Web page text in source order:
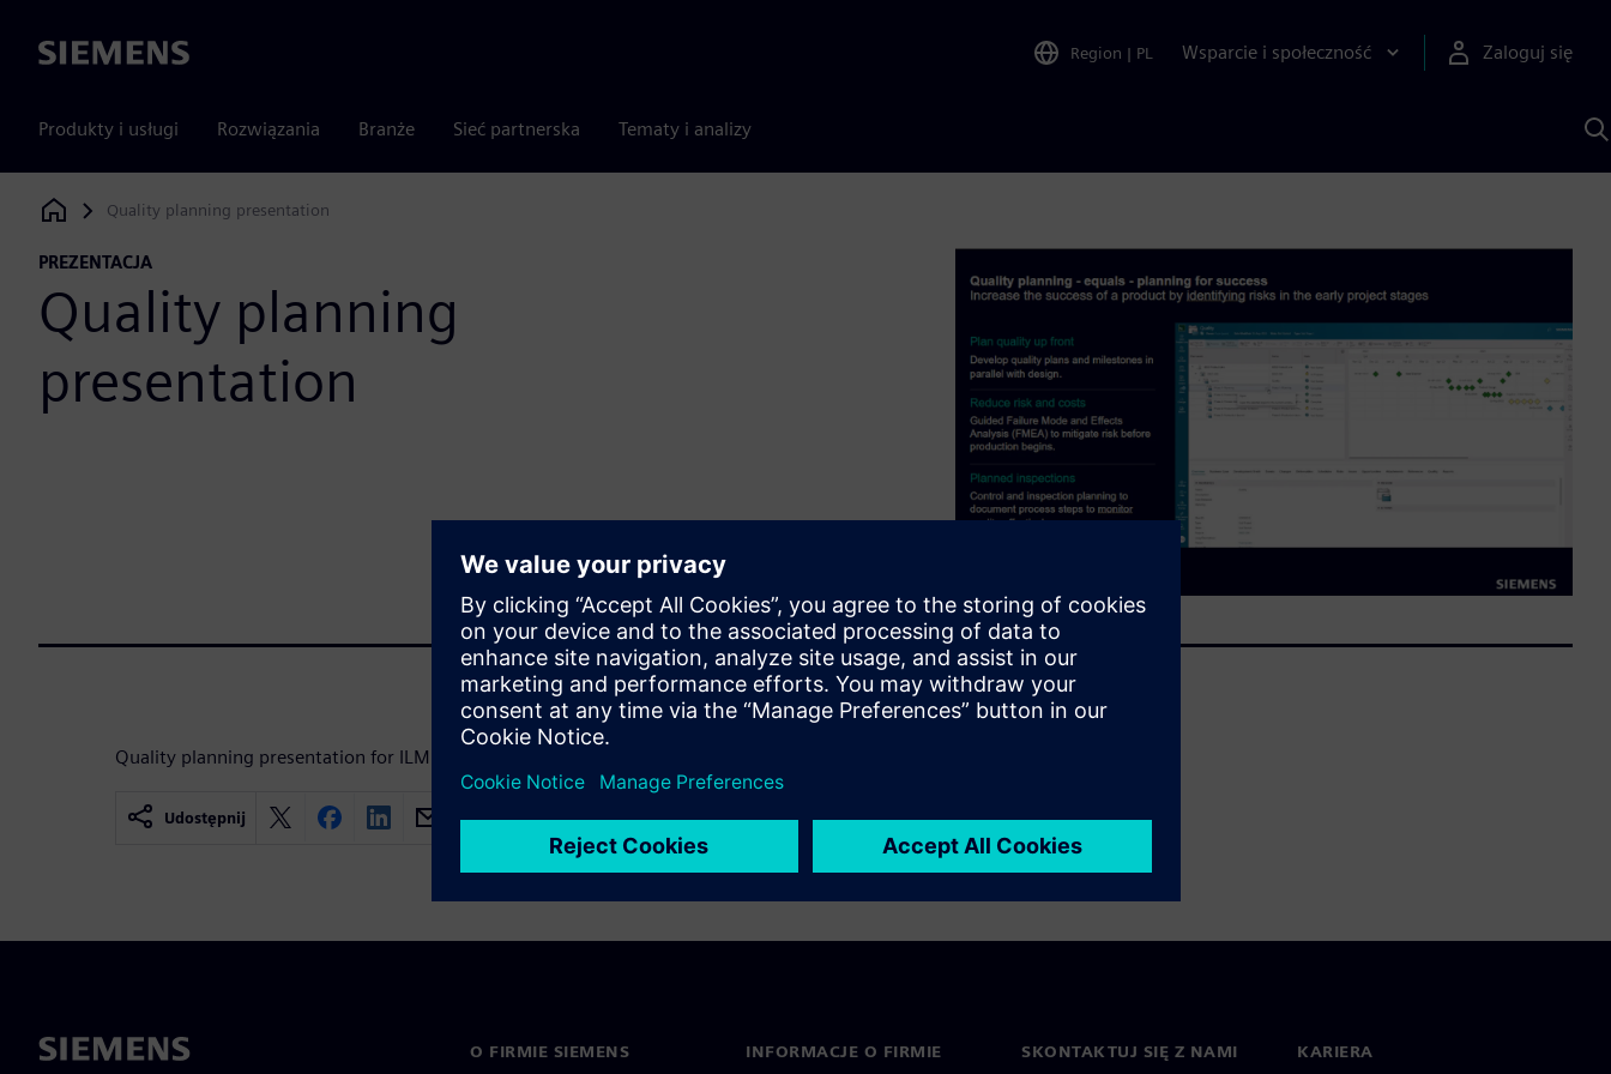
Siemens Region | PL Wsparcie i społeczność Zaloguj się
Produkty i usługi Rozwiązania Branże Sieć partnerska Tematy i analizy
Siemens Digital Industries Software
Quality planning presentation
PREZENTACJA
Quality planning
presentation
Quality planning presentation for ILM for Electronics
Udostępnij
O FIRMIE SIEMENS INFORMACJE O FIRMIE SKONTAKTUJ SIĘ Z NAMI KARIERA